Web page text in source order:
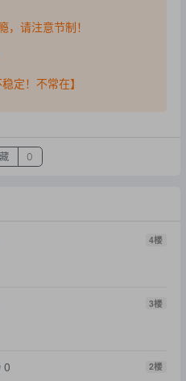
请注意节制！
定！不常在】
0
4楼
3楼
0 2楼